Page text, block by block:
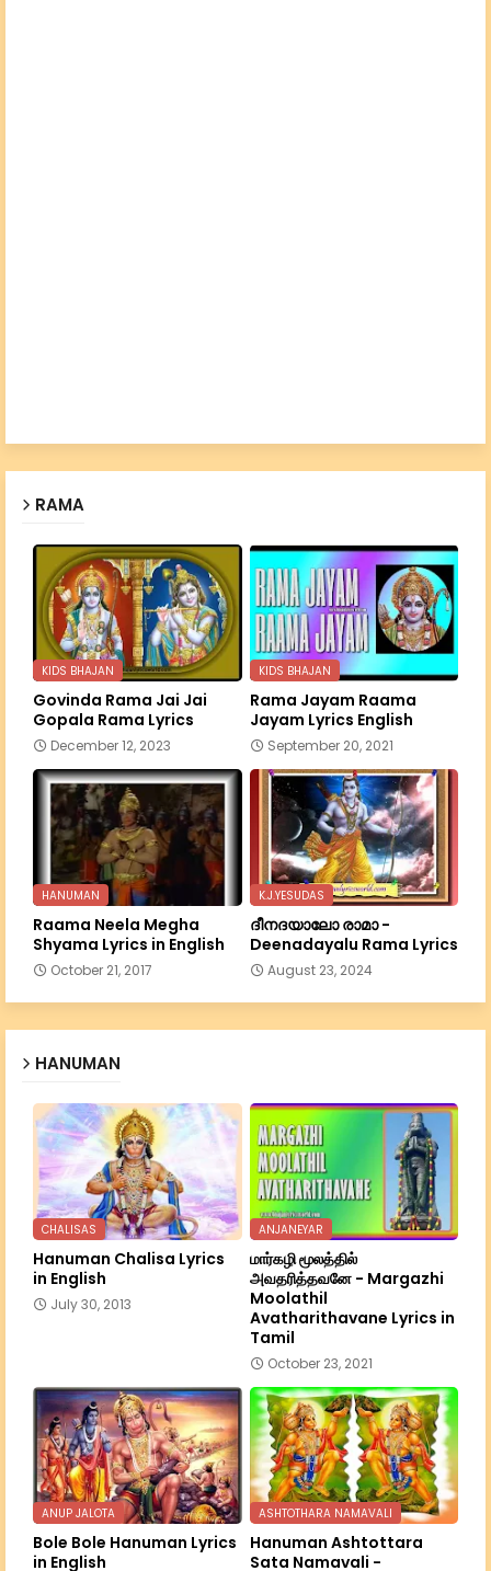
RAMA
KIDS BHAJAN
Govinda Rama Jai Jai
Gopala Rama Lyrics
December 12, 2023
KIDS BHAJAN
Rama Jayam Raama
Jayam Lyrics English
September 20, 2021
HANUMAN
Raama Neela Megha
Shyama Lyrics in English
October 21, 2017
K.J.YESUDAS
ദീനദയാലോ രാമാ -
Deenadayalu Rama Lyrics
August 23, 2024
HANUMAN
CHALISAS
Hanuman Chalisa Lyrics
in English
July 30, 2013
ANJANEYAR
மார்கழி மூலத்தில்
அவதரித்தவனே - Margazhi
Moolathil
Avatharithavane Lyrics in
Tamil
October 23, 2021
ANUP JALOTA
Bole Bole Hanuman Lyrics
in English
ASHTOTHARA NAMAVALI
Hanuman Ashtottara
Sata Namavali -